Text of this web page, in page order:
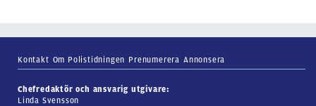
Kontakt Om Polistidningen Prenumerera Annonsera
Chefredaktör och ansvarig utgivare:
Linda Svensson